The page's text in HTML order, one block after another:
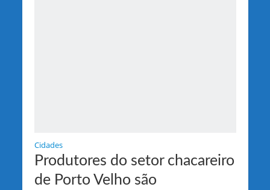
Cidades
Produtores do setor chacareiro
de Porto Velho são